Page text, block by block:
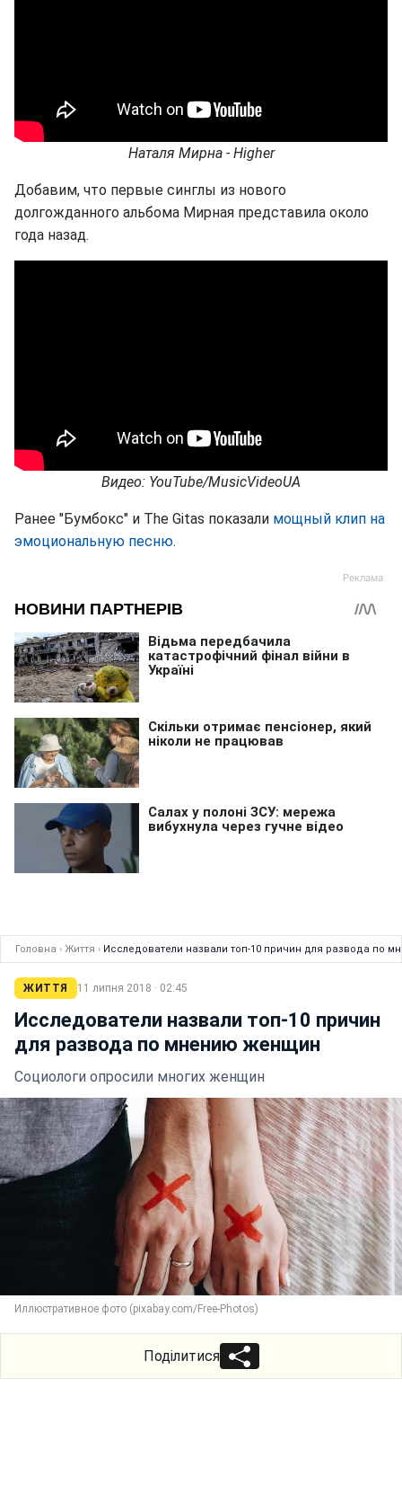
Наталя Мирна - Higher
Добавим, что первые синглы из нового
долгожданного альбома Мирная представила около
года назад.
Видео: YouTube/MusicVideoUA
Ранее "Бумбокс" и The Gitas показали мощный клип на
эмоциональную песню.
Головна › Життя › Исследователи назвали топ-10 причин для развода по
ЖИТТЯ 11 липня 2018 · 02:45
Исследователи назвали топ-10 причин
для развода по мнению женщин
Социологи опросили многих женщин
Иллюстративное фото (pixabay.com/Free-Photos)
Поділитися